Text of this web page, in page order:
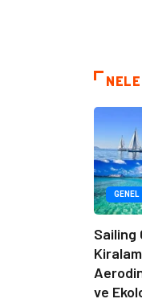
GENEL
Sailing
ve